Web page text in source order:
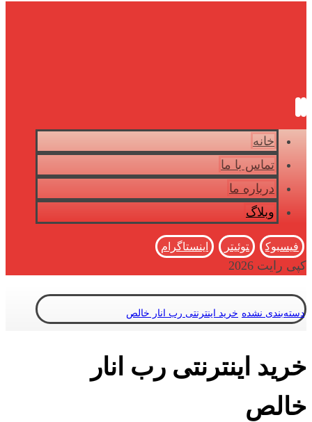
خانه
تماس با ما
درباره ما
وبلاگ
فیسبوک توئیتر اینستاگرام
کپی رایت 2026
دسته‌بندی نشده خرید اینترنتی رب انار خالص
خرید اینترنتی رب انار
خالص